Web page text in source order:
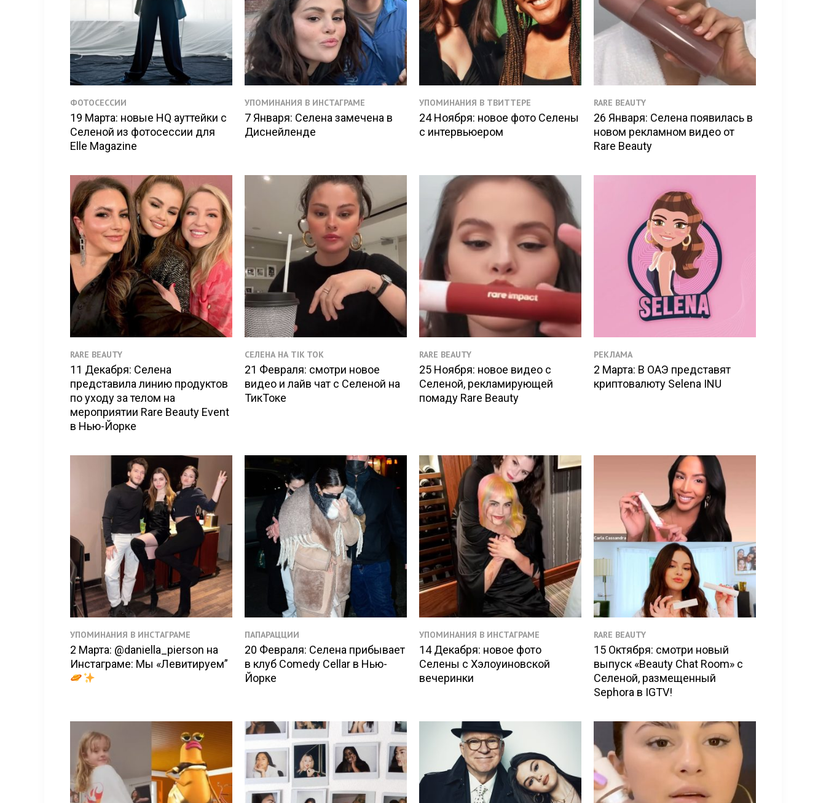
ФОТОСЕССИИ
19 Марта: новые HQ ауттейки с
Селеной из фотосессии для
Elle Magazine
УПОМИНАНИЯ В ИНСТАГРАМЕ
7 Января: Селена замечена в
Диснейленде
УПОМИНАНИЯ В ТВИТТЕРЕ
24 Ноября: новое фото Селены
с интервьюером
RARE BEAUTY
26 Января: Селена появилась в
новом рекламном видео от
Rare Beauty
RARE BEAUTY
11 Декабря: Селена
представила линию продуктов
по уходу за телом на
мероприятии Rare Beauty Event
в Нью-Йорке
СЕЛЕНА НА TIK TOK
21 Февраля: смотри новое
видео и лайв чат с Селеной на
ТикТоке
RARE BEAUTY
25 Ноября: новое видео с
Селеной, рекламирующей
помаду Rare Beauty
РЕКЛАМА
2 Марта: В ОАЭ представят
криптовалюту Selena INU
УПОМИНАНИЯ В ИНСТАГРАМЕ
2 Марта: @daniella_pierson на
Инстаграме: Мы «Левитируем”
ПАПАРАЦЦИИ
20 Февраля: Селена прибывает
в клуб Comedy Cellar в Нью-
Йорке
УПОМИНАНИЯ В ИНСТАГРАМЕ
14 Декабря: новое фото
Селены с Хэлоуиновской
вечеринки
RARE BEAUTY
15 Октября: смотри новый
выпуск «Beauty Chat Room» с
Селеной, размещенный
Sephora в IGTV!